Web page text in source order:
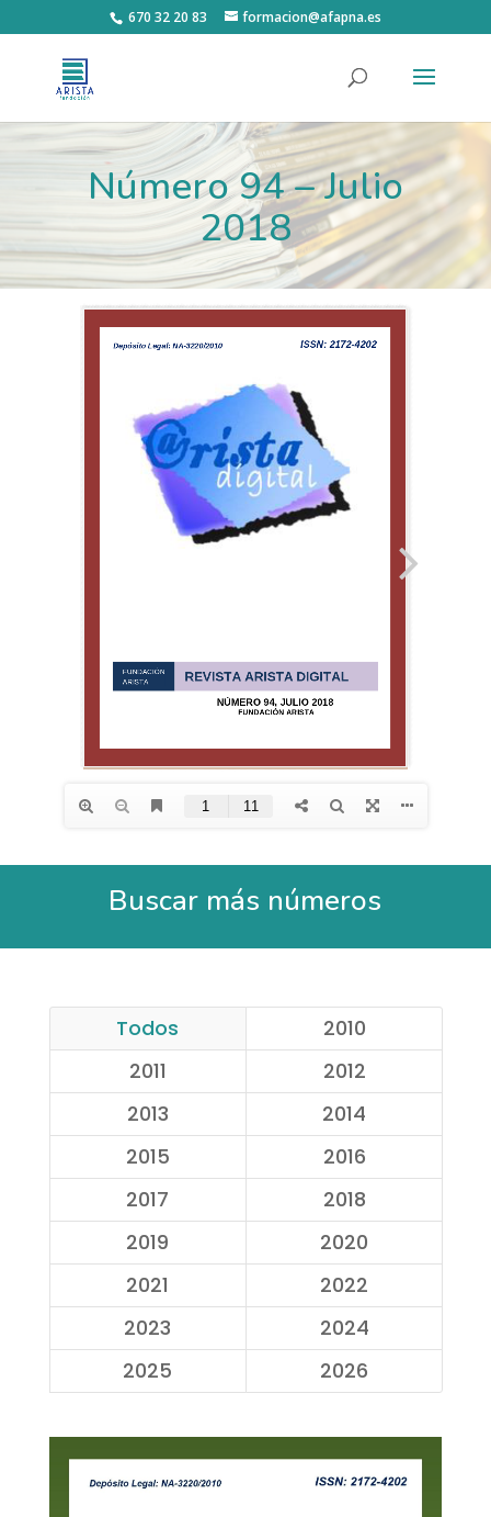
670 32 20 83 formacion@afapna.es
Número 94 – Julio
2018
Buscar más números
Todos
2010
2011
2012
2013
2014
2015
2016
2017
2018
2019
2020
2021
2022
2023
2024
2025
2026